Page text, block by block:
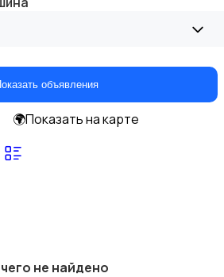
объявления
🌍Показать на карте
не найдено